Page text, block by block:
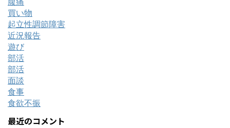
買い物
起立性調節障害
近況報告
遊び
部活
部活
面談
食事
食欲不振
最近のコメント